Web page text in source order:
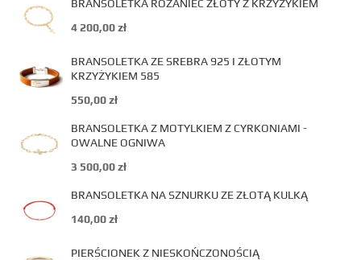
BRANSOLETKA RÓŻANIEC ZŁOTY Z KRZYŻYKIEM
4 200,00zł
BRANSOLETKA ZE SREBRA 925 I ZŁOTYM
KRZYŻYKIEM 585
550,00zł
BRANSOLETKA Z MOTYLKIEM Z CYRKONIAMI -
OWALNE OGNIWA
3 500,00zł
BRANSOLETKA NA SZNURKU ZE ZŁOTĄ KULKĄ
140,00zł
PIERŚCIONEK Z NIESKOŃCZONOŚCIĄ